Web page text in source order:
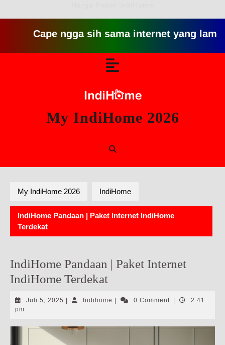
Cape ngga sih sama internet yang lambat
My IndiHome 2026
My IndiHome 2026 IndiHome
IndiHome Pandaan | Paket Internet IndiHome
Terdekat
IndiHome Pandaan | Paket Internet
IndiHome Terdekat
Juli 5, 2025 Juli
Indihome Indihome0 Comment
2:41
pm